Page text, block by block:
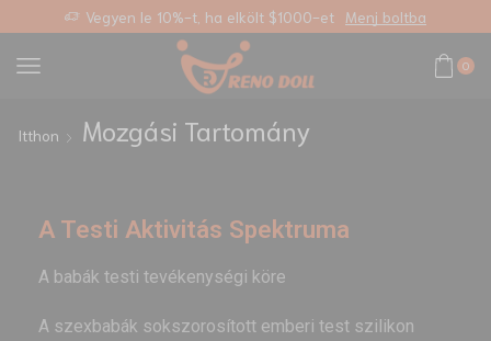
Vegyen le 10%-t, ha elkölt $1000-et Menj boltba
0
Itthon Mozgási Tartomány
A Testi Aktivitás Spektruma
A babák testi tevékenységi köre
A szexbabák sokszorosított emberi test szilikon